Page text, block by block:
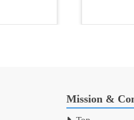
Mission &